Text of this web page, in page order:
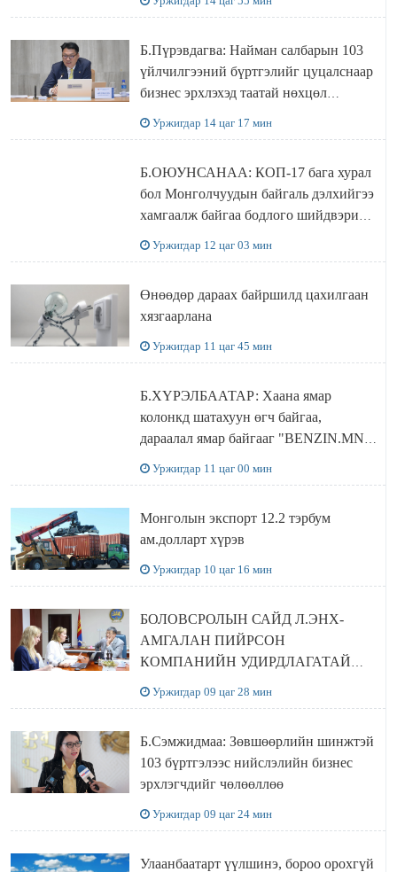
Б.Пүрэвдагва: Найман салбарын 103
үйлчилгээний бүртгэлийг цуцалснаар
бизнес эрхлэхэд таатай нөхцөл
Уржигдар 14 цаг 17 мин
Б.ОЮУНСАНАА: КОП-17 бага хурал
бол Монголчуудын байгаль дэлхийгээ
хамгаалж байгаа бодлого шийдвэрийг
Уржигдар 12 цаг 03 мин
Өнөөдөр дараах байршилд цахилгаан
хязгаарлана
Уржигдар 11 цаг 45 мин
Б.ХҮРЭЛБААТАР: Хаана ямар
колонкд шатахуун өгч байгаа,
дараалал ямар байгааг "BENZIN.MN”
Уржигдар 11 цаг 00 мин
Монголын экспорт 12.2 тэрбум
ам.долларт хүрэв
Уржигдар 10 цаг 16 мин
БОЛОВСРОЛЫН САЙД Л.ЭНХ-
АМГАЛАН ПИЙРСОН
КОМПАНИЙН УДИРДЛАГАТАЙ
Уржигдар 09 цаг 28 мин
Б.Сэмжидмаа: Зөвшөөрлийн шинжтэй
103 бүртгэлээс нийслэлийн бизнес
эрхлэгчдийг чөлөөллөө
Уржигдар 09 цаг 24 мин
Улаанбаатарт үүлшинэ, бороо орохгүй